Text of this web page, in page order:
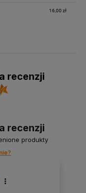
16,00 zł
recenzji
recenzji
produkty